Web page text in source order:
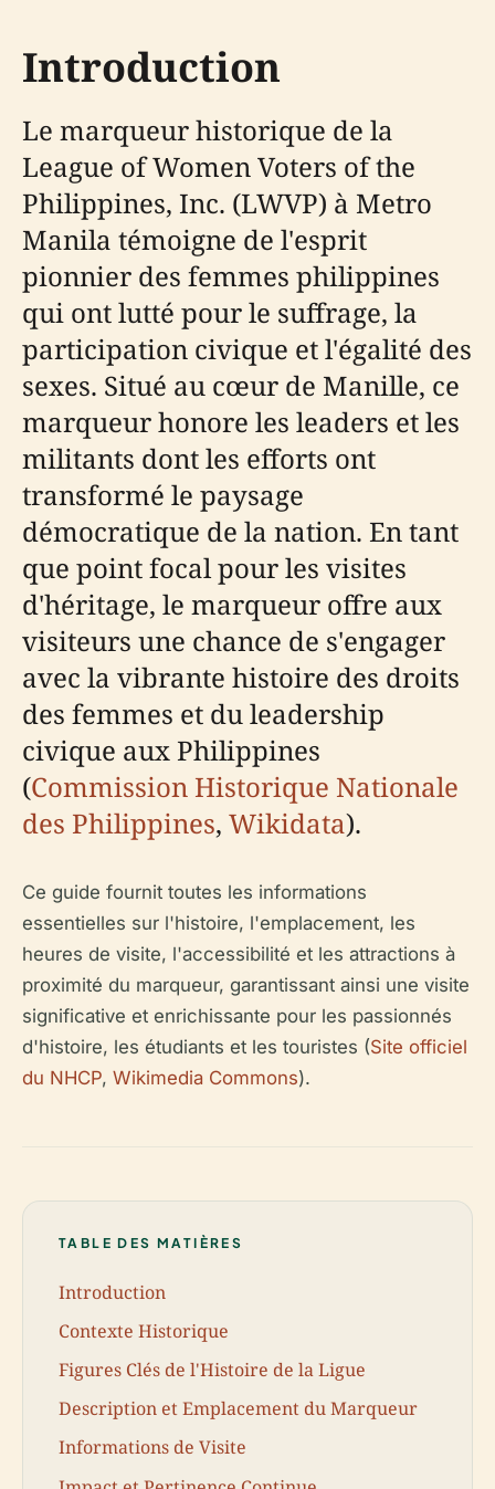
Introduction
Le marqueur historique de la
League of Women Voters of the
Philippines, Inc. (LWVP) à Metro
Manila témoigne de l'esprit
pionnier des femmes philippines
qui ont lutté pour le suffrage, la
participation civique et l'égalité des
sexes. Situé au cœur de Manille, ce
marqueur honore les leaders et les
militants dont les efforts ont
transformé le paysage
démocratique de la nation. En tant
que point focal pour les visites
d'héritage, le marqueur offre aux
visiteurs une chance de s'engager
avec la vibrante histoire des droits
des femmes et du leadership
civique aux Philippines
(Commission Historique Nationale
des Philippines, Wikidata).
Ce guide fournit toutes les informations
essentielles sur l'histoire, l'emplacement, les
heures de visite, l'accessibilité et les attractions à
proximité du marqueur, garantissant ainsi une visite
significative et enrichissante pour les passionnés
d'histoire, les étudiants et les touristes (Site officiel
du NHCP, Wikimedia Commons).
TABLE DES MATIÈRES
Introduction
Contexte Historique
Figures Clés de l'Histoire de la Ligue
Description et Emplacement du Marqueur
Informations de Visite